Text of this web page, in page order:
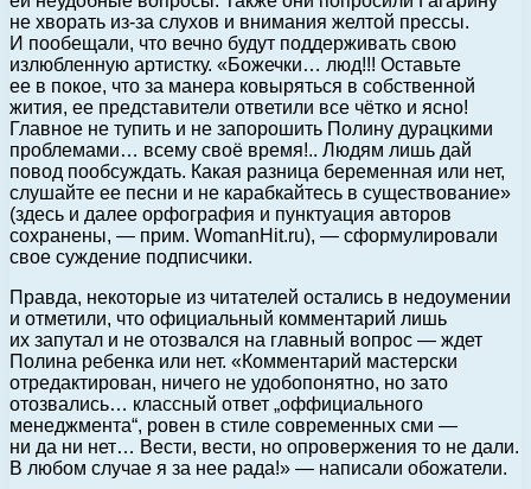
не хворать из-за слухов и внимания желтой прессы.
И пообещали, что вечно будут поддерживать свою
излюбленную артистку. «Божечки… люд!!! Оставьте
ее в покое, что за манера ковыряться в собственной
жития, ее представители ответили все чётко и ясно!
Главное не тупить и не запорошить Полину дурацкими
проблемами… всему своё время!.. Людям лишь дай
повод пообсуждать. Какая разница беременная или нет,
слушайте ее песни и не карабкайтесь в существование»
(здесь и далее орфография и пунктуация авторов
сохранены, — прим. WomanHit.ru), — сформулировали
свое суждение подписчики.
Правда, некоторые из читателей остались в недоумении
и отметили, что официальный комментарий лишь
их запутал и не отозвался на главный вопрос — ждет
Полина ребенка или нет. «Комментарий мастерски
отредактирован, ничего не удобопонятно, но зато
отозвались… классный ответ „оффициального
менеджмента“, ровен в стиле современных сми —
ни да ни нет… Вести, вести, но опровержения то не дали.
В любом случае я за нее рада!» — написали обожатели.